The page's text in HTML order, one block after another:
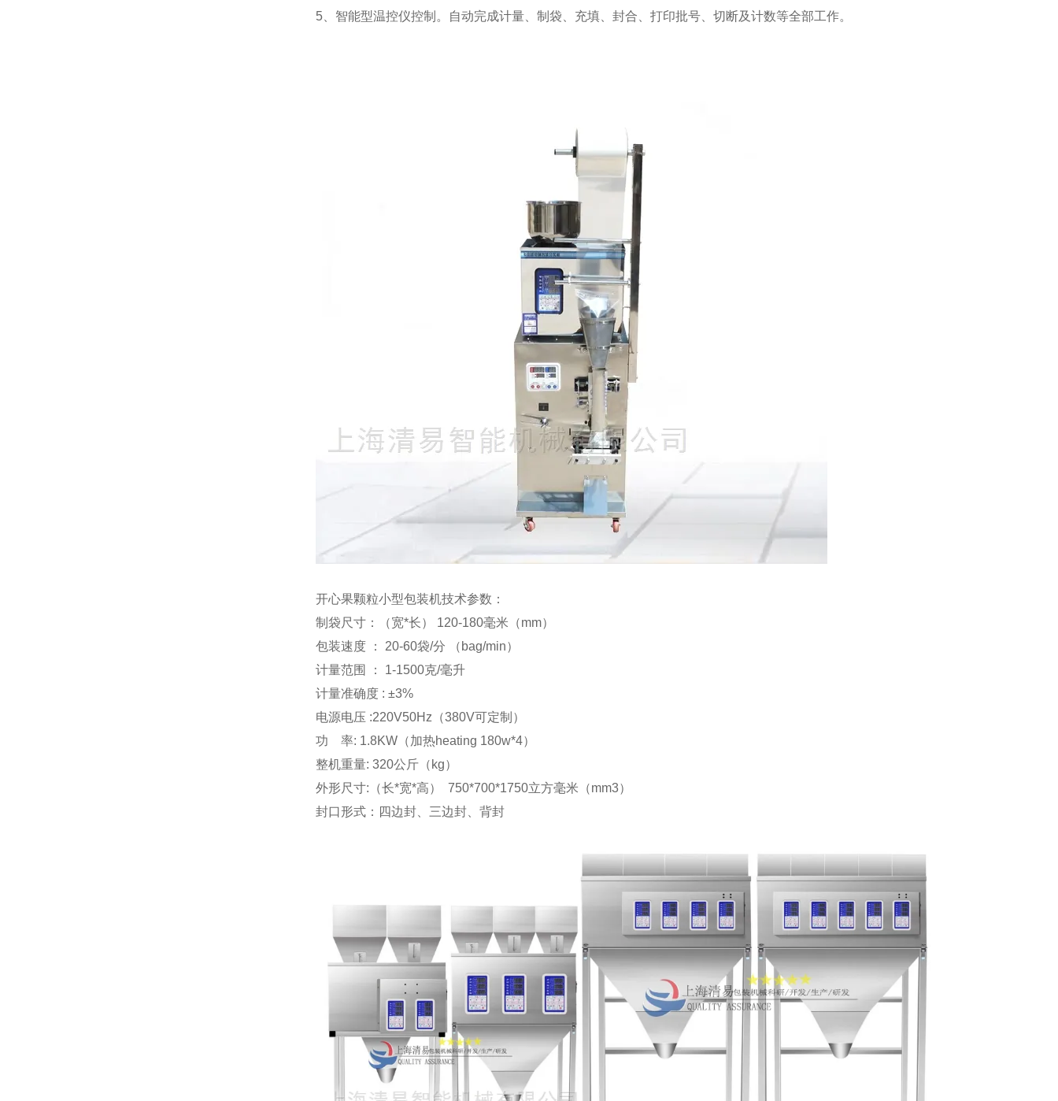
5、智能型温控仪控制。自动完成计量、制袋、充填、封合、打印批号、切断及计数等全部工作。
开心果颗粒小型包装机技术参数：
制袋尺寸：（宽*长） 120-180毫米（mm）
包装速度 ： 20-60袋/分 （bag/min）
计量范围 ： 1-1500克/毫升
计量准确度 : ±3%
电源电压 :220V50Hz（380V可定制）
功 率: 1.8KW（加热heating 180w*4）
整机重量: 320公斤（kg）
外形尺寸:（长*宽*高） 750*700*1750立方毫米（mm3）
封口形式：四边封、三边封、背封